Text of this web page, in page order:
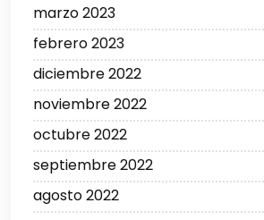
marzo 2023
febrero 2023
diciembre 2022
noviembre 2022
octubre 2022
septiembre 2022
agosto 2022